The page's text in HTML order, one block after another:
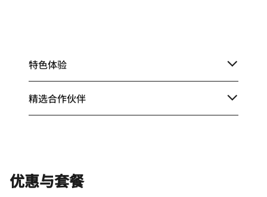
特色体验
精选合作伙伴
优惠与套餐